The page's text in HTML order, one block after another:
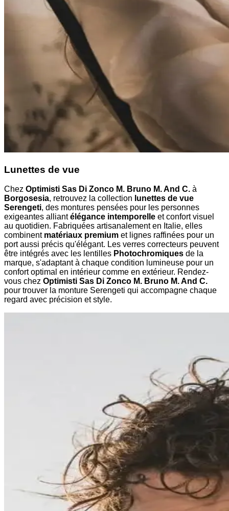
Lunettes de vue
Chez Optimisti Sas Di Zonco M. Bruno M. And C. à
Borgosesia, retrouvez la collection lunettes de vue
Serengeti, des montures pensées pour les personnes
exigeantes alliantélégance intemporelle et confort visuel
au quotidien. Fabriquées artisanalement en Italie, elles
combinent matériaux premium et lignes raffinées pour un
port aussi précis qu'élégant. Les verres correcteurs peuvent
être intégrés avec les lentilles Photochromiques de la
marque, s'adaptant à chaque condition lumineuse pour un
confort optimal en intérieur comme en extérieur. Rendez-
vous chez Optimisti Sas Di Zonco M. Bruno M. And C.
pour trouver la monture Serengeti qui accompagne chaque
regard avec précision et style.